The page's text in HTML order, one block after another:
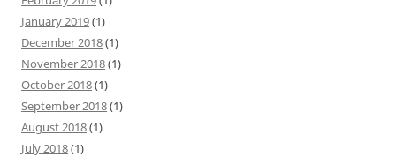
January 2019(1)
December 2018(1)
November 2018(1)
October 2018(1)
September 2018(1)
August 2018(1)
July 2018(1)